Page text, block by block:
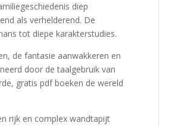
diep
als verhelderend. De
tot diepe karakterstudies.
de fantasie aanwakkeren en
door de taalgebruik van
gratis pdf boeken de wereld
rijk en complex wandtapijt